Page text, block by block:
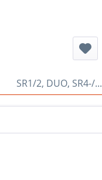
SR1/2, DUO, SR4-/...